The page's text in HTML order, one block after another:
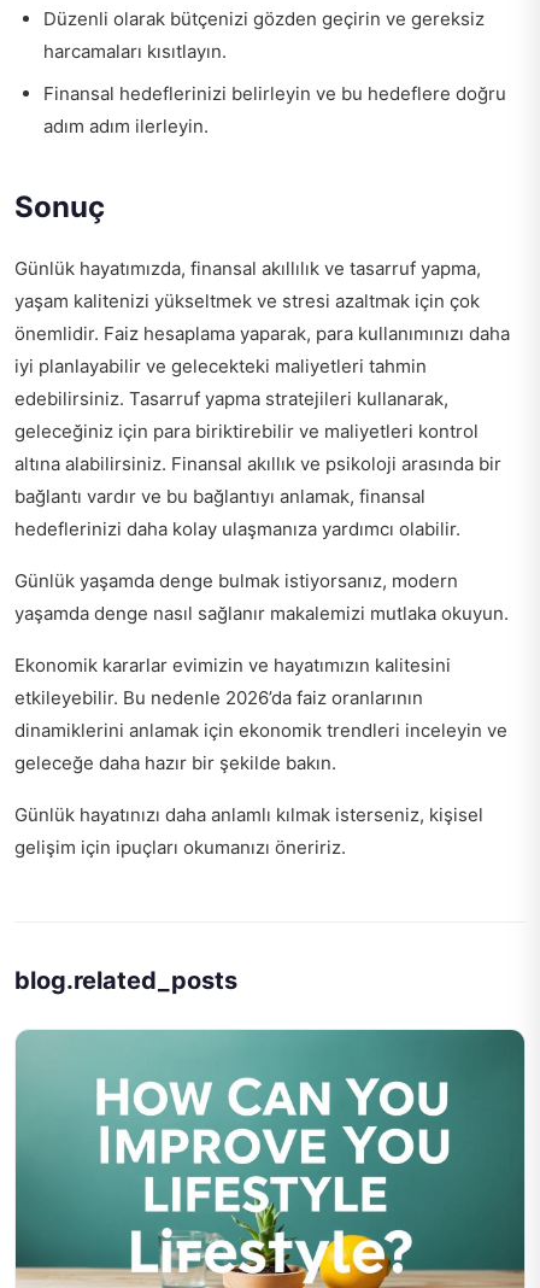
Düzenli olarak bütçenizi gözden geçirin ve gereksiz
harcamaları kısıtlayın.
Finansal hedeflerinizi belirleyin ve bu hedeflere doğru
adım adım ilerleyin.
Sonuç
Günlük hayatımızda, finansal akıllılık ve tasarruf yapma,
yaşam kalitenizi yükseltmek ve stresi azaltmak için çok
önemlidir. Faiz hesaplama yaparak, para kullanımınızı daha
iyi planlayabilir ve gelecekteki maliyetleri tahmin
edebilirsiniz. Tasarruf yapma stratejileri kullanarak,
geleceğiniz için para biriktirebilir ve maliyetleri kontrol
altına alabilirsiniz. Finansal akıllık ve psikoloji arasında bir
bağlantı vardır ve bu bağlantıyı anlamak, finansal
hedeflerinizi daha kolay ulaşmanıza yardımcı olabilir.
Günlük yaşamda denge bulmak istiyorsanız, modern
yaşamda denge nasıl sağlanır makalemizi mutlaka okuyun.
Ekonomik kararlar evimizin ve hayatımızın kalitesini
etkileyebilir. Bu nedenle 2026’da faiz oranlarının
dinamiklerini anlamak için ekonomik trendleri inceleyin ve
geleceğe daha hazır bir şekilde bakın.
Günlük hayatınızı daha anlamlı kılmak isterseniz, kişisel
gelişim için ipuçları okumanızı öneririz.
blog.related_posts